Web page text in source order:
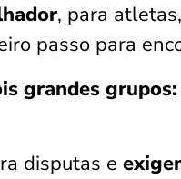
, para
passo para
grandes grupos:
disputas e